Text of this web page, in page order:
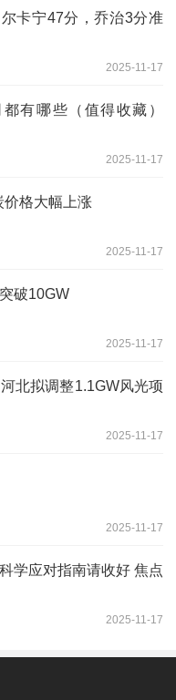
卡宁47分，乔治3分准
2025-11-17
有哪些（值得收藏）
2025-11-17
价格大幅上涨
2025-11-17
破10GW
2025-11-17
北拟调整1.1GW风光项
2025-11-17
2025-11-17
学应对指南请收好 焦点
2025-11-17